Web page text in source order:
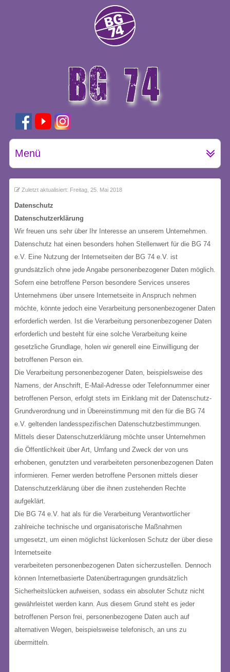
BG 74
GÖTTINGEN
Menü
Zuletzt aktualisiert: Freitag, 25. Mai 2018
Datenschutz
Datenschutzerklärung
Wir freuen uns sehr über Ihr Interesse an unserem Unternehmen.
Datenschutz hat einen besonders hohen Stellenwert für die BG 74
e.V. Eine Nutzung der Internetseiten der BG 74 e.V. ist
grundsätzlich ohne jede Angabe personenbezogener Daten möglich.
Sofern eine betroffene Person besondere Services unseres
Unternehmens über unsere Internetseite in Anspruch nehmen
möchte, könnte jedoch eine Verarbeitung personenbezogener Daten
erforderlich werden. Ist die Verarbeitung personenbezogener Daten
erforderlich und besteht für eine solche Verarbeitung keine
gesetzliche Grundlage, holen wir generell eine Einwilligung der
betroffenen Person ein.
Die Verarbeitung personenbezogener Daten, beispielsweise des
Namens, der Anschrift, E-Mail-Adresse oder Telefonnummer einer
betroffenen Person, erfolgt stets im Einklang mit der Datenschutz-
Grundverordnung und in Übereinstimmung mit den für die BG 74
e.V. geltenden landesspezifischen Datenschutzbestimmungen.
Mittels dieser Datenschutzerklärung möchte unser Unternehmen
die Öffentlichkeit über Art, Umfang und Zweck der von uns
erhobenen, genutzten und verarbeiteten personenbezogenen Daten
informieren. Ferner werden betroffene Personen mittels dieser
Datenschutzerklärung über die ihnen zustehenden Rechte
aufgeklärt.
Die BG 74 e.V. hat als für die Verarbeitung Verantwortlicher
zahlreiche technische und organisatorische Maßnahmen
umgesetzt, um einen möglichst lückenlosen Schutz der über diese
Internetseite
verarbeiteten personenbezogenen Daten sicherzustellen. Dennoch
können Internetbasierte Datenübertragungen grundsätzlich
Sicherheitslücken aufweisen, sodass ein absoluter Schutz nicht
gewährleistet werden kann. Aus diesem Grund steht es jeder
betroffenen Person frei, personenbezogene Daten auch auf
alternativen Wegen, beispielsweise telefonisch, an uns zu
übermitteln.